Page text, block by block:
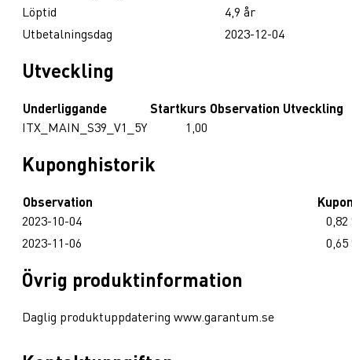
Löptid
4,9 år
Utbetalningsdag
2023-12-04
Utveckling
Underliggande Startkurs Observation Utveckling
ITX_MAIN_S39_V1_5Y
1,00
Kuponghistorik
Observation
2023-10-04
0,82
2023-11-06
0,65
Övrig produktinformation
Daglig produktuppdatering www.garantum.se